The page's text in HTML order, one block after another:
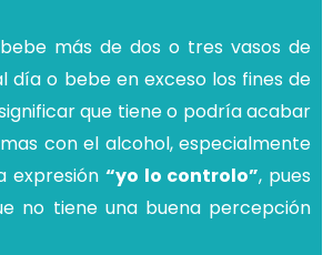
más de dos o tres vasos de
día o bebe en exceso los fines de
que tiene o podría acabar
con el alcohol, especialmente
expresión “yo lo controlo”, pues
no tiene una buena percepción